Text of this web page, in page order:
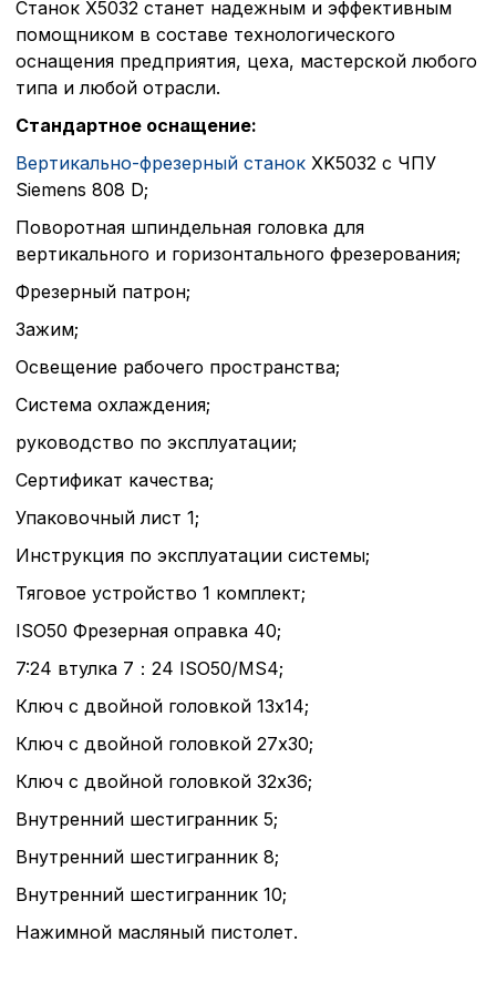
Станок Х5032 станет надежным и эффективным
помощником в составе технологического
оснащения предприятия, цеха, мастерской любого
типа и любой отрасли.
Стандартное оснащение:
Вертикально-фрезерный станок XK5032 с ЧПУ
Siemens 808 D;
Поворотная шпиндельная головка для
вертикального и горизонтального фрезерования;
Фрезерный патрон;
Зажим;
Освещение рабочего пространства;
Система охлаждения;
руководство по эксплуатации;
Сертификат качества;
Упаковочный лист 1;
Инструкция по эксплуатации системы;
Тяговое устройство 1 комплект;
ISO50 Фрезерная оправка 40;
7:24 втулка 7：24 ISO50/MS4;
Ключ с двойной головкой 13x14;
Ключ с двойной головкой 27x30;
Ключ с двойной головкой 32x36;
Внутренний шестигранник 5;
Внутренний шестигранник 8;
Внутренний шестигранник 10;
Нажимной масляный пистолет.
типа «технические
функционирование
согласие. Вы вправе
настроек файлов cookie
согласие) в любое
верхней части
Перед тем как
описание и сроки